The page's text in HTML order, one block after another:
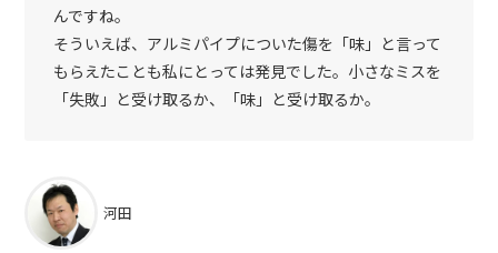
んですね。
そういえば、アルミパイプについた傷を「味」と言って
もらえたことも私にとっては発見でした。小さなミスを
「失敗」と受け取るか、「味」と受け取るか。
河田